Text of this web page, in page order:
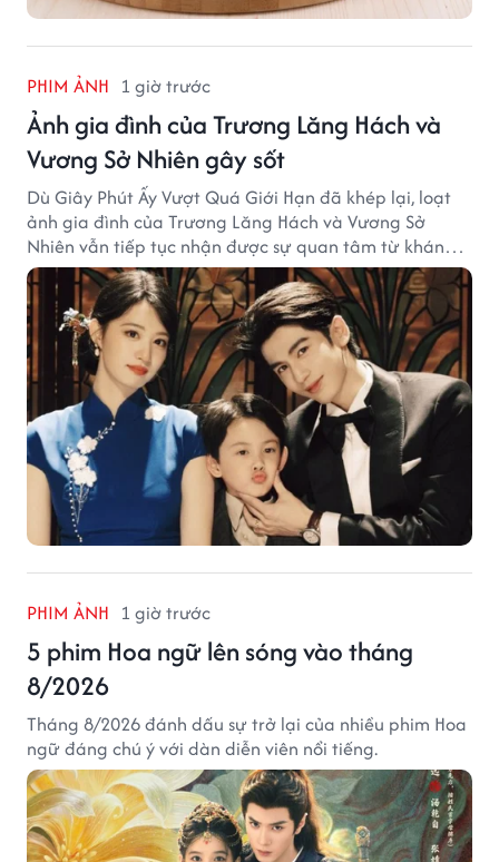
PHIM ẢNH 1 giờ trước
Ảnh gia đình của Trương Lăng Hách và
Vương Sở Nhiên gây sốt
Dù Giây Phút Ấy Vượt Quá Giới Hạn đã khép lại, loạt
ảnh gia đình của Trương Lăng Hách và Vương Sở
Nhiên vẫn tiếp tục nhận được sự quan tâm từ khán
giả.
PHIM ẢNH 1 giờ trước
5 phim Hoa ngữ lên sóng vào tháng
8/2026
Tháng 8/2026 đánh dấu sự trở lại của nhiều phim Hoa
ngữ đáng chú ý với dàn diễn viên nổi tiếng.